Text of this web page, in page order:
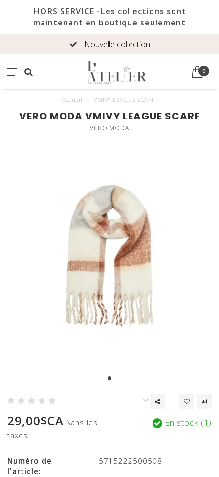
HORS SERVICE -Les collections sont
maintenant en boutique seulement
Nouvelle collection
0
Accueil VMIVY LEAGUE SCARF
VERO MODA VMIVY LEAGUE SCARF
VERO MODA
29,00$CA Sans les
taxes
En stock (1)
Numéro de
l'article:
5715222500508